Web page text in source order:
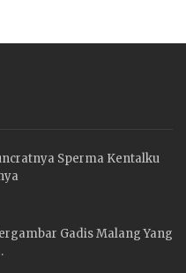
Sperma Kentalku
Gadis Malang Yang